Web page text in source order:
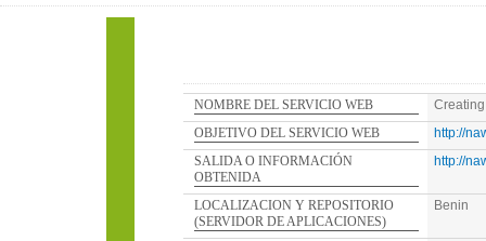
NOMBRE DEL SERVICIO WEB
OBJETIVO DEL SERVICIO WEB
http://
SALIDA O INFORMACIÓN
OBTENIDA
http://
LOCALIZACION Y REPOSITORIO
(SERVIDOR DE APLICACIONES)
Benin